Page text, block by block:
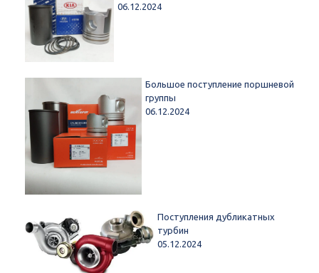
06.12.2024
Большое поступление поршневой
группы
06.12.2024
Поступления дубликатных
турбин
05.12.2024